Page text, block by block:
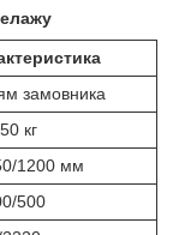
замовника
кг
1200 мм
500